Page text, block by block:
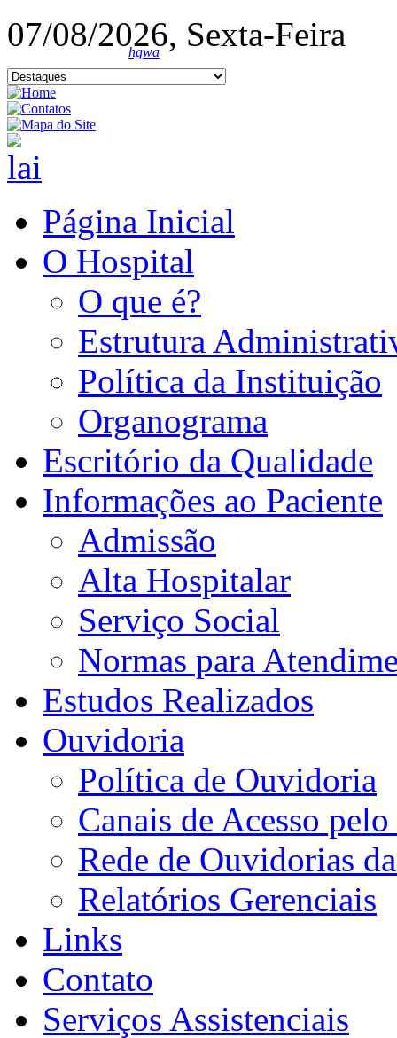
07/08/2026, Sexta-Feira
hgwa
Página Inicial
O Hospital
O que é?
Estrutura
Política da Instituição
Organograma
Escritório da Qualidade
Informações ao Paciente
Admissão
Alta Hospitalar
Serviço Social
Normas para
Estudos Realizados
Ouvidoria
Política de Ouvidoria
Canais de Acesso
Rede de Ouvidorias
Relatórios Gerenciais
Links
Contato
Serviços Assistenciais